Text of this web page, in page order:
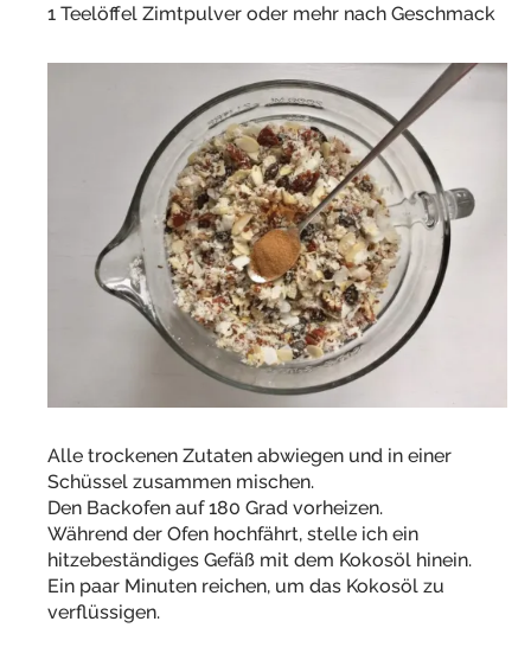
1 Teelöffel Zimtpulver oder mehr nach Geschmack
Alle trockenen Zutaten abwiegen und in einer
Schüssel zusammen mischen.
Den Backofen auf 180 Grad vorheizen.
Während der Ofen hochfährt, stelle ich ein
hitzebeständiges Gefäß mit dem Kokosöl hinein.
Ein paar Minuten reichen, um das Kokosöl zu
verflüssigen.